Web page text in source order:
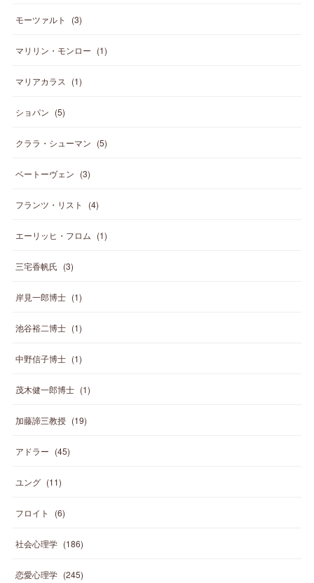
モーツァルト (3)
マリリン・モンロー (1)
マリアカラス (1)
ショパン (5)
クララ・シューマン (5)
ベートーヴェン (3)
フランツ・リスト (4)
エーリッヒ・フロム (1)
三宅香帆氏 (3)
岸見一郎博士 (1)
池谷裕二博士 (1)
中野信子博士 (1)
茂木健一郎博士 (1)
加藤諦三教授 (19)
アドラー (45)
ユング (11)
フロイト (6)
社会心理学 (186)
恋愛心理学 (245)